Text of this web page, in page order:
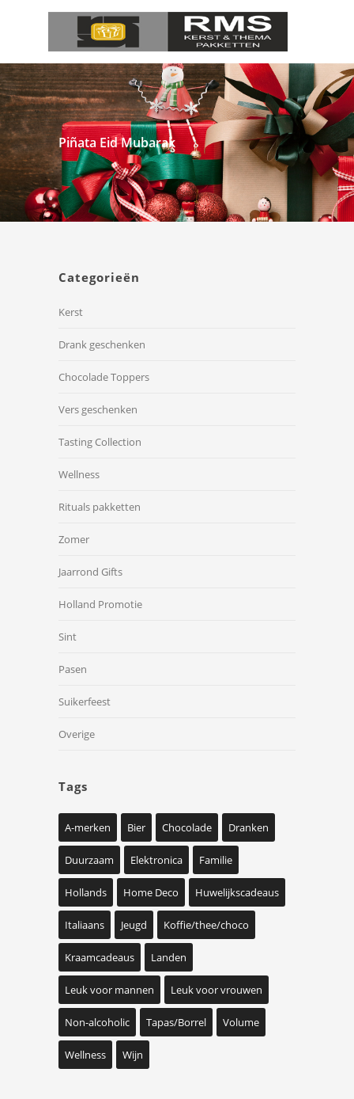
Piñata Eid Mubarak
Categorieën
Kerst
Drank geschenken
Chocolade Toppers
Vers geschenken
Tasting Collection
Wellness
Rituals pakketten
Zomer
Jaarrond Gifts
Holland Promotie
Sint
Pasen
Suikerfeest
Overige
Tags
A-merken Bier Chocolade Dranken
Duurzaam Elektronica Familie
Hollands Home Deco Huwelijkscadeaus
Italiaans Jeugd Koffie/thee/choco
Kraamcadeaus Landen
Leuk voor mannen Leuk voor vrouwen
Non-alcoholic Tapas/Borrel Volume
Wellness Wijn